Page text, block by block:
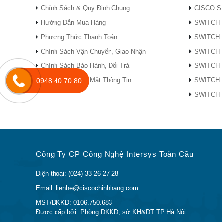
Mức hiệu suất ứng dụng cao, nhất quán
●
Giảm thiểu rủi ro với bảo mật đa cấp
●
độ
●
●
Chính Sách & Quy Định Chung
Hướng Dẫn Mua Hàng
Phương Thức Thanh Toán
Chính Sách Vận Chuyển, Giao Nhận
Chính Sách Bảo Hành, Đổi Trả
Chính Sách Bảo Mật Thông Tin
CISCO
SWITCH
SWITCH
SWITCH
SWITCH
SWITCH
SWITCH
Công Ty CP Công Nghệ Intersys Toàn Cầu
Điện thoại: (024) 33 26 27 28
Email: lienhe@ciscochinhhang.com
MST/DKKD: 0106.750.683
Được cấp bởi: Phòng DKKD, sở KH&DT TP Hà Nội
0948.40.70.80